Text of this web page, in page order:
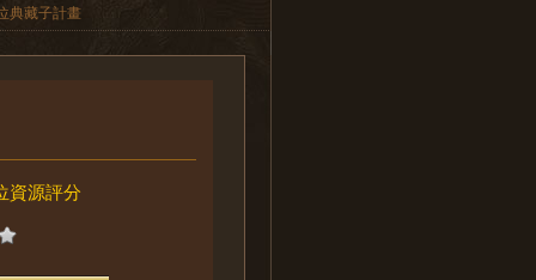
典藏子計畫
資源評分